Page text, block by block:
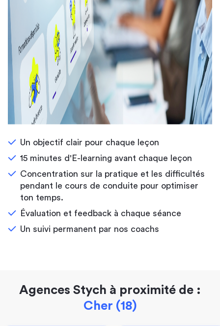
Un objectif clair pour chaque leçon
15 minutes d'E-learning avant chaque leçon
Concentration sur la pratique et les difficultés
pendant le cours de conduite pour optimiser
ton temps.
Évaluation et feedback à chaque séance
Un suivi permanent par nos coachs
Agences Stych à proximité de :
Cher (18)